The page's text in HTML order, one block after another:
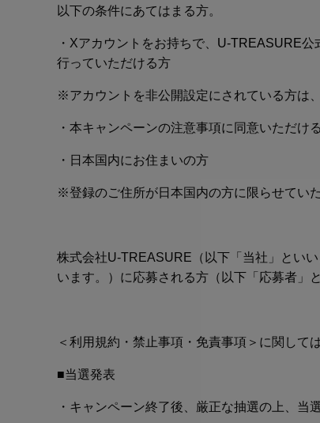
以下の条件にあてはまる方。
・Xアカウントをお持ちで、 U-TREASURE公
行っていただける方
※アカウントを非公開設定にされている方は
・本キャンペーンの注意事項に同意いただけ
・日本国内にお住まいの方
※登録のご住所が日本国内の方に限らせてい
株式会社U-TREASURE（以下「当社」とい
います。）に応募される方（以下「応募者」
＜利用規約・禁止事項・免責事項＞に関して
■当選発表
・キャンペーン終了後、厳正な抽選の上、当